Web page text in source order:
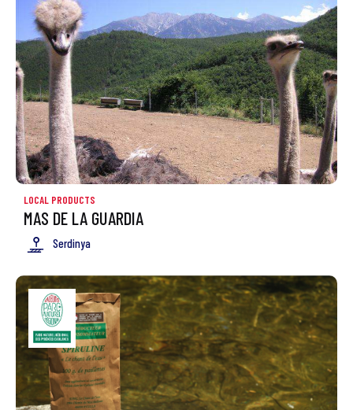
LOCAL PRODUCTS
MAS DE LA GUARDIA
Serdinya